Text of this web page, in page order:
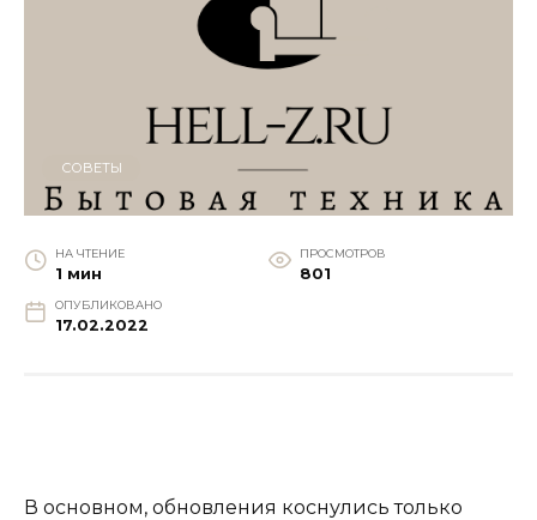
СОВЕТЫ
НА ЧТЕНИЕ
1 мин
ПРОСМОТРОВ
801
ОПУБЛИКОВАНО
17.02.2022
В основном, обновления коснулись только